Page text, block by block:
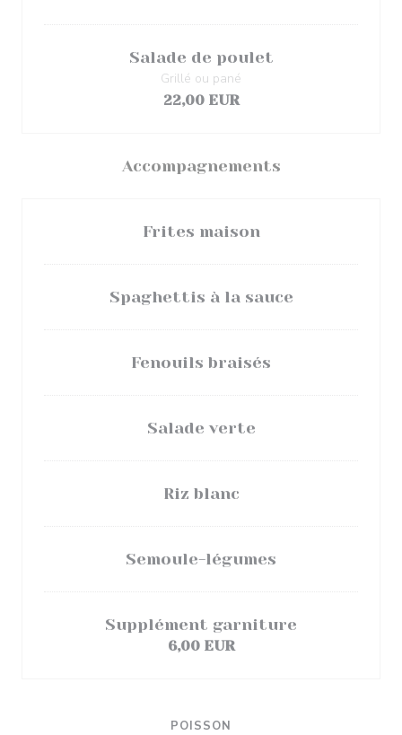
Salade de poulet
Grillé ou pané
22,00 EUR
Accompagnements
Frites maison
Spaghettis à la sauce
Fenouils braisés
Salade verte
Riz blanc
Semoule-légumes
Supplément garniture
6,00 EUR
POISSON